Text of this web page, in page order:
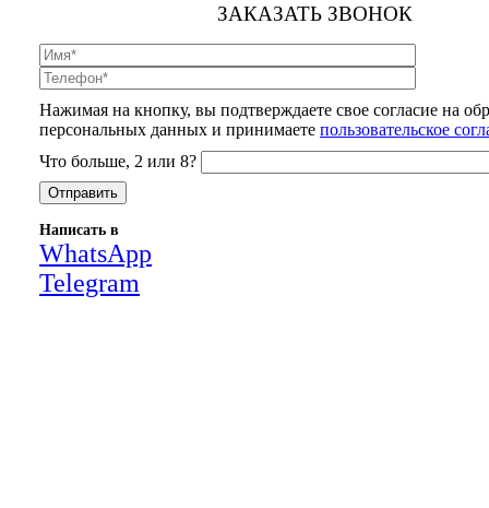
ЗАКАЗАТЬ ЗВОНОК
Нажимая на кнопку, вы подтверждаете свое согласие на
персональных данных и принимаете пользовательское
Что больше, 2 или 8?
Написать в
WhatsApp
Telegram